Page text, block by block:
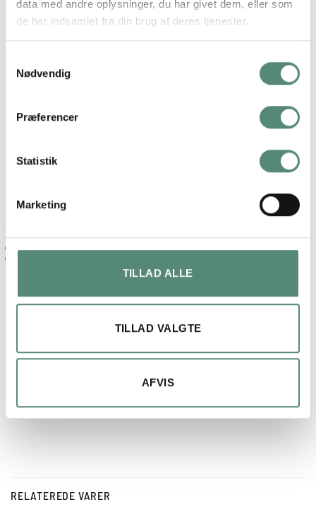
data med andre oplysninger, du har givet dem, eller som
de har indsamlet fra din brug af deres tjenester.
Nødvendig
Præferencer
Statistik
Marketing
TILLAD ALLE
TILLAD VALGTE
AFVIS
SVÆVERAMME Ingen, Sort ramme, Sølv ramme, Ege ramme
ANMELDELSER
Maja lykke jensen
2 måneder siden
Fin billede og ramme.
Kom på anden dagen, efter bestilling
RELATEREDE VARER